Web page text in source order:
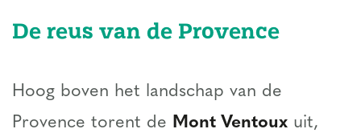
De reus van de Provence
Hoog boven het landschap van de
Provence torent de Mont Ventoux uit,